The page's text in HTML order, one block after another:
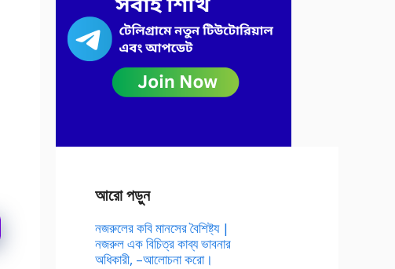
আরো পড়ুন
নজরুলের কবি মানসের বৈশিষ্ট্য |
নজরুল এক বিচিত্র কাব্য ভাবনার
অধিকারী, –আলোচনা করো।